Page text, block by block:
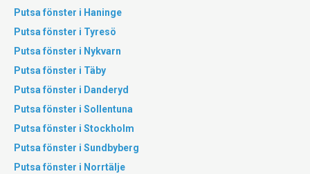
Putsa fönster i Haninge
Putsa fönster i Tyresö
Putsa fönster i Nykvarn
Putsa fönster i Täby
Putsa fönster i Danderyd
Putsa fönster i Sollentuna
Putsa fönster i Stockholm
Putsa fönster i Sundbyberg
Putsa fönster i Norrtälje